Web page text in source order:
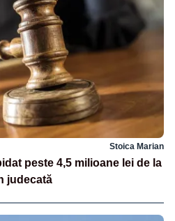
Stoica Marian
peste 4,5 milioane lei de la
judecată